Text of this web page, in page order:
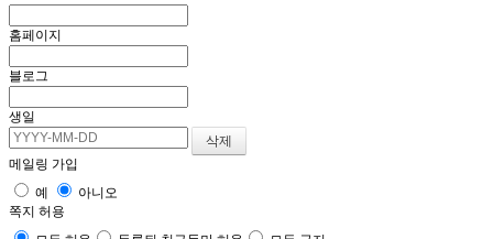
홈페이지
블로그
생일
메일링 가입
예
아니오
쪽지 허용